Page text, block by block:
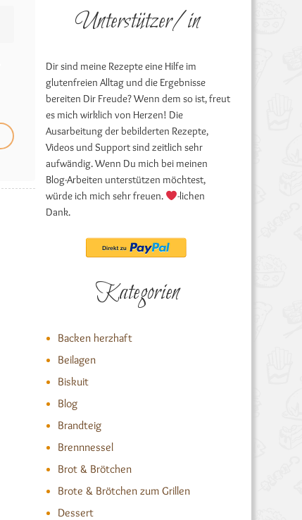
Unterstützer/in
Dir sind meine Rezepte eine Hilfe im
glutenfreien Alltag und die Ergebnisse
bereiten Dir Freude? Wenn dem so ist, freut
es mich wirklich von Herzen! Die
Ausarbeitung der bebilderten Rezepte,
Videos und Support sind zeitlich sehr
aufwändig. Wenn Du mich bei meinen
Blog-Arbeiten unterstützen möchtest,
würde ich mich sehr freuen.
-lichen
Dank.
Kategorien
Backen herzhaft
Beilagen
Biskuit
Blog
Brandteig
Brennnessel
Brot & Brötchen
Brote & Brötchen zum Grillen
Dessert